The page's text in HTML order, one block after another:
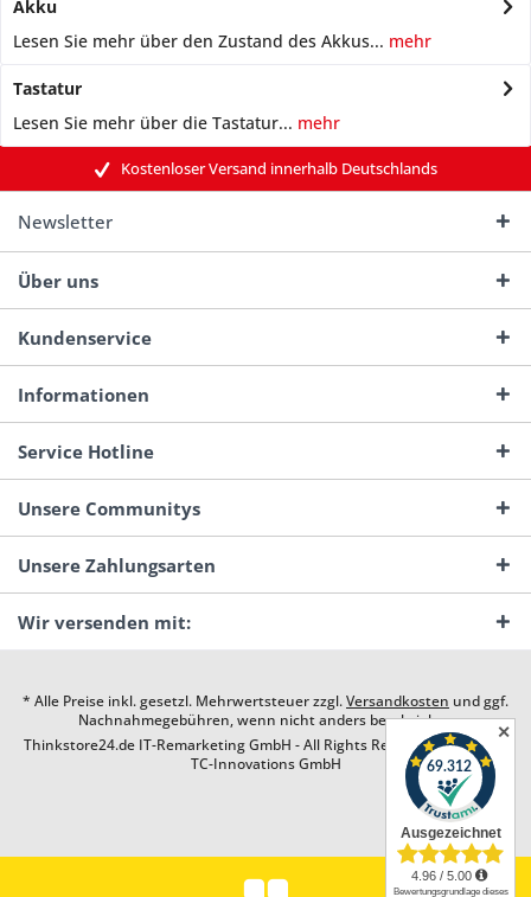
Akku
Lesen Sie mehr über den Zustand des Akkus... mehr
Tastatur
Lesen Sie mehr über die Tastatur... mehr
Kostenloser Versand innerhalb Deutschlands
Newsletter
Über uns
Kundenservice
Informationen
Service Hotline
Unsere Communitys
Unsere Zahlungsarten
Wir versenden mit:
* Alle Preise inkl. gesetzl. Mehrwertsteuer zzgl.Versandkosten und ggf.
Nachnahmegebühren, wenn nicht anders beschrieben
Thinkstore24.de IT-Remarketing GmbH - All Rights Reserved. Design by
TC-Innovations GmbH
✕